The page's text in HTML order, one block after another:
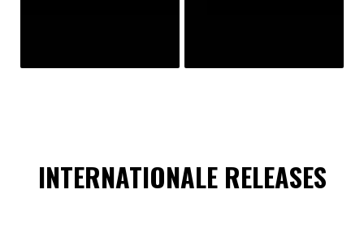
INTERNATIONALE RELEASES